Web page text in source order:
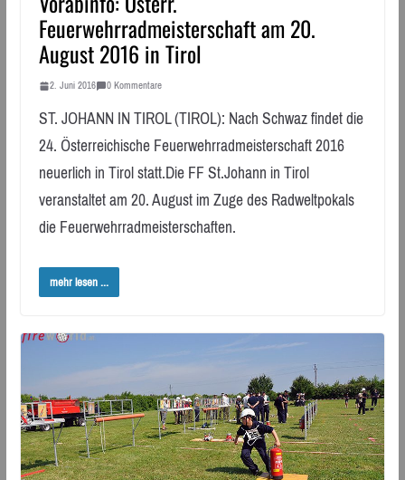
Feuerwehrradmeisterschaft am 20.
August 2016 in Tirol
2. Juni 2016 0 Kommentare
ST. JOHANN IN TIROL (TIROL): Nach Schwaz findet die
24. Österreichische Feuerwehrradmeisterschaft 2016
neuerlich in Tirol statt.Die FF St.Johann in Tirol
veranstaltet am 20. August im Zuge des Radweltpokals
die Feuerwehrradmeisterschaften.
mehr lesen ...